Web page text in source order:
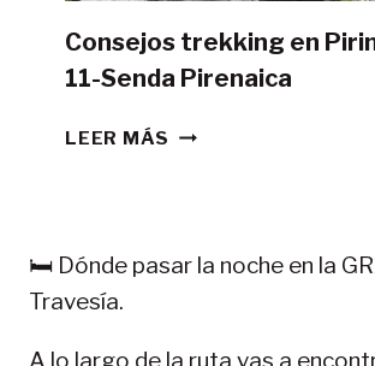
Consejos trekking en
11-Senda Pirenaica
LEER MÁS CONSEJOS
11-
🛏️ Dónde pasar la noche en la
Travesía.